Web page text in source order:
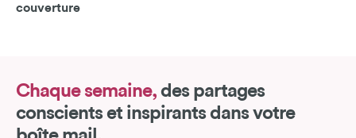
couverture
Chaque semaine, des partages
conscients et inspirants dans votre